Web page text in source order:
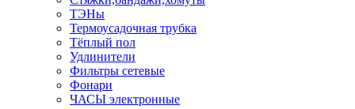
ТЭНы
Термоусадочная трубка
Тёплый пол
Удлинители
Фильтры сетевые
Фонари
ЧАСЫ электронные